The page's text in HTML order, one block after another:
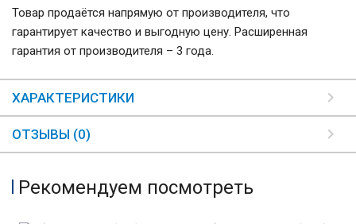
Товар продаётся напрямую от производителя, что
гарантирует качество и выгодную цену. Расширенная
гарантия от производителя – 3 года.
ХАРАКТЕРИСТИКИ
ОТЗЫВЫ (0)
Рекомендуем посмотреть